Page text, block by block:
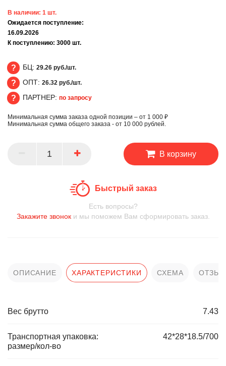
В наличии: 1 шт.
Ожидается поступление:
16.09.2026
К поступлению: 3000 шт.
БЦ
БЦ: 29.26 руб./шт.
ОПТ
ОПТ: 26.32 руб./шт.
ПАРТНЕР
ПАРТНЕР: по запросу
Минимальная сумма заказа одной позиции – от 1 000 ₽
Минимальная сумма общего заказа - от 10 000 рублей.
В корзину
Быстрый заказ
Есть вопросы?
Закажите звоноки мы поможем Вам сформировать заказ.
ОПИСАНИЕ ХАРАКТЕРИСТИКИ СХЕМА
Вес брутто 7.43
Транспортная упаковка:
размер/кол-во
42*28*18.5/700